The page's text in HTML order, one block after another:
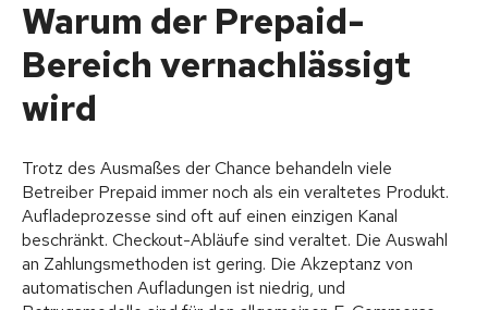
Warum der Prepaid-
Bereich vernachlässigt
wird
Trotz des Ausmaßes der Chance behandeln viele
Betreiber Prepaid immer noch als ein veraltetes Produkt.
Aufladeprozesse sind oft auf einen einzigen Kanal
beschränkt. Checkout-Abläufe sind veraltet. Die Auswahl
an Zahlungsmethoden ist gering. Die Akzeptanz von
automatischen Aufladungen ist niedrig, und